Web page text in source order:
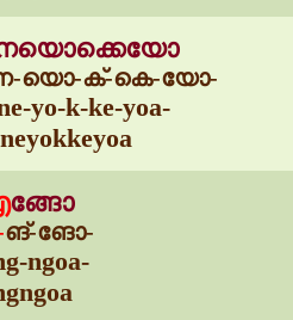
യൊ-ക്-കെ-യോ-
yo-k-ke-yoa-
ങ്ങോ
ങ്-ങോ-
ngoa-